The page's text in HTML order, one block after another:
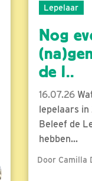
Lepelaar
Nog
de l..
16.07.26
lepelaars
Beleef de
hebben...
Lees meer
Door Camilla